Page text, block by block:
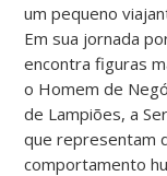
um pequeno
Em sua jornada
encontra figuras
o Homem de
de Lampiões, a
que representam
comportamento